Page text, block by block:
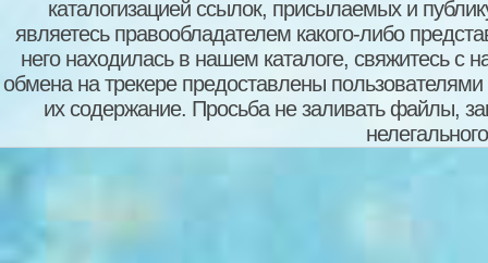
каталогизацией ссылок, присылаемых и
являетесь правообладателем какого-либо
него находилась в нашем каталоге, свяжитесь
обмена на трекере предоставлены пользователями
их содержание. Просьба не заливать файлы,